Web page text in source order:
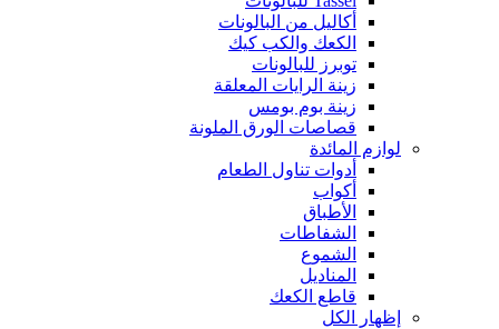
أكاليل من البالونات
الكعك والكب كيك
توبرز للبالونات
زينة الرايات المعلقة
زينة بوم بومس
قصاصات الورق الملونة
لوازم المائدة
أدوات تناول الطعام
أكواب
الأطباق
الشفاطات
الشموع
المناديل
قاطع الكعك
إظهار الكل